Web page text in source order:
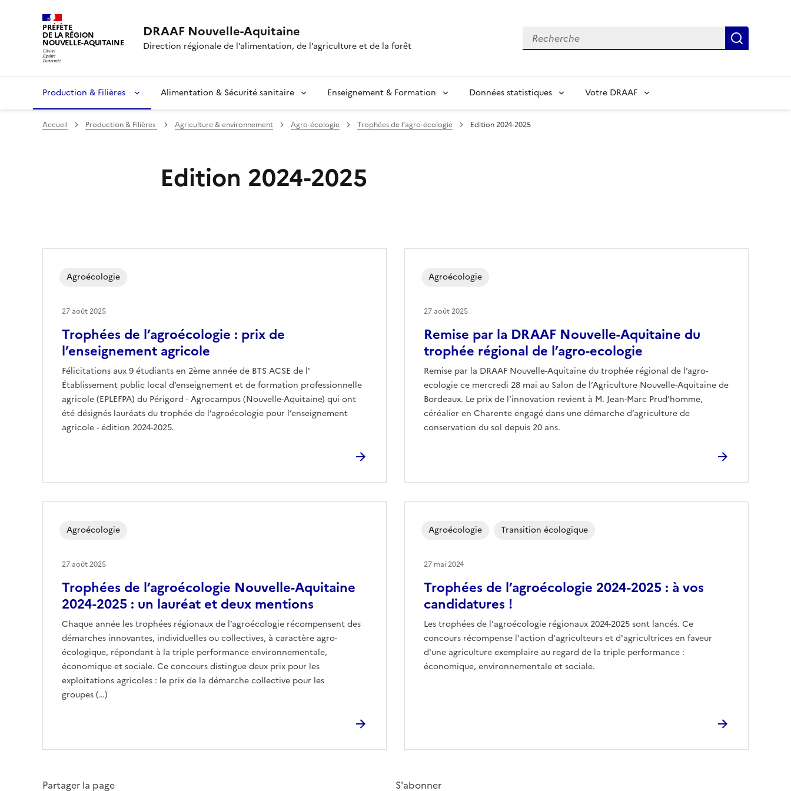
PRÉFÈTE
DE LA RÉGION
NOUVELLE-AQUITAINE
DRAAF Nouvelle-Aquitaine
Direction régionale de l’alimentation, de l’agriculture et de la forêt
Recherche
Production & Filières Alimentation & Sécurité sanitaire Enseignement & Formation Données statistiques Votre DRAAF
Accueil Production & Filières Agriculture & environnement Agro-écologie Trophées de l’agro-écologie Edition 2024-2025
Edition 2024-2025
Trophées de l’agroécologie : prix de
l’enseignement agricole
Félicitations aux 9 étudiants en 2ème année de BTS ACSE de l'
Établissement public local d’enseignement et de formation professionnelle
agricole (EPLEFPA) du Périgord - Agrocampus (Nouvelle-Aquitaine) qui ont
été désignés lauréats du trophée de l’agroécologie pour l’enseignement
agricole - édition 2024-2025.
Agroécologie
27 août 2025
Remise par la DRAAF Nouvelle-Aquitaine du
trophée régional de l’agro-ecologie
Remise par la DRAAF Nouvelle-Aquitaine du trophée régional de l’agro-
ecologie ce mercredi 28 mai au Salon de l’Agriculture Nouvelle-Aquitaine de
Bordeaux. Le prix de l’innovation revient à M. Jean-Marc Prud’homme,
céréalier en Charente engagé dans une démarche d’agriculture de
conservation du sol depuis 20 ans.
Agroécologie
27 août 2025
Trophées de l’agroécologie Nouvelle-Aquitaine
2024-2025 : un lauréat et deux mentions
Chaque année les trophées régionaux de l’agroécologie récompensent des
démarches innovantes, individuelles ou collectives, à caractère agro-
écologique, répondant à la triple performance environnementale,
économique et sociale. Ce concours distingue deux prix pour les
exploitations agricoles : le prix de la démarche collective pour les
groupes (…)
Agroécologie
27 août 2025
Trophées de l’agroécologie 2024-2025 : à vos
candidatures !
Les trophées de l'agroécologie régionaux 2024-2025 sont lancés. Ce
concours récompense l'action d'agriculteurs et d'agricultrices en faveur
d'une agriculture exemplaire au regard de la triple performance :
économique, environnementale et sociale.
Agroécologie Transition écologique
27 mai 2024
Partager la page S'abonner